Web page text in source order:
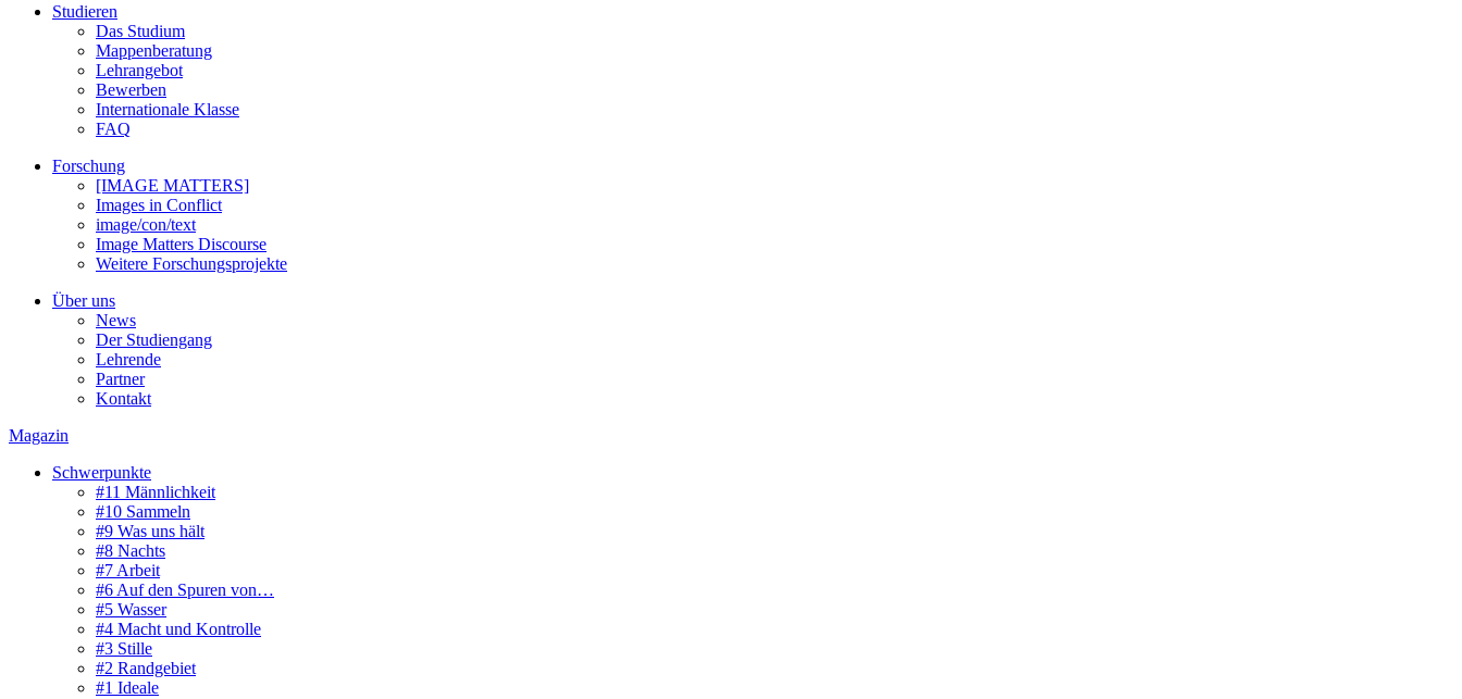
Studieren
Das Studium
Mappenberatung
Lehrangebot
Bewerben
Internationale Klasse
FAQ
Forschung
[IMAGE MATTERS]
Images in Conflict
image/con/text
Image Matters Discourse
Weitere Forschungsprojekte
Über uns
News
Der Studiengang
Lehrende
Partner
Kontakt
Magazin
Schwerpunkte
#11 Männlichkeit
#10 Sammeln
#9 Was uns hält
#8 Nachts
#7 Arbeit
#6 Auf den Spuren von…
#5 Wasser
#4 Macht und Kontrolle
#3 Stille
#2 Randgebiet
#1 Ideale